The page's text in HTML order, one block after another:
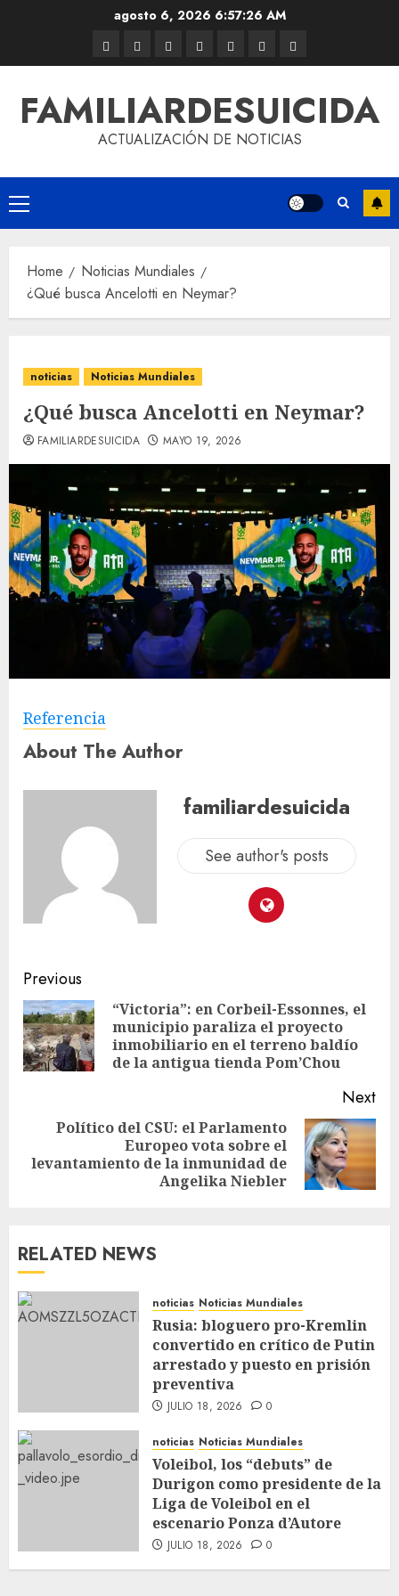
agosto 6, 2026 6:57:26 AM
FAMILIARDESUICIDA
ACTUALIZACIÓN DE NOTICIAS
Home
Noticias Mundiales
¿Qué busca Ancelotti en Neymar?
noticias Noticias Mundiales
¿Qué busca Ancelotti en Neymar?
FAMILIARDESUICIDA MAYO 19, 2026
Referencia
About The Author
familiardesuicida
See author's posts
Previous
“Victoria”: en Corbeil-Essonnes, el
municipio paraliza el proyecto
inmobiliario en el terreno baldío
de la antigua tienda Pom’Chou
Next
Político del CSU: el Parlamento
Europeo vota sobre el
levantamiento de la inmunidad de
Angelika Niebler
RELATED NEWS
noticias Noticias Mundiales
Rusia: bloguero pro-Kremlin
convertido en crítico de Putin
arrestado y puesto en prisión
preventiva
JULIO 18, 2026 0
noticias Noticias Mundiales
Voleibol, los “debuts” de
Durigon como presidente de la
Liga de Voleibol en el
escenario Ponza d’Autore
JULIO 18, 2026 0